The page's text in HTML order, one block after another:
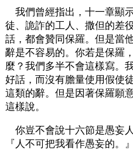
我們曾經指出，十一章顯
徒、詭詐的工人、撒但的差
話，都會贊同保羅。但是當
辭是不容易的。你若是保羅
麼？我們多半不會這樣寫。
好話，而沒有膽量使用假使
這類的辭。但是因著保羅願
這樣說。
你豈不會說十六節是愚妄
『人不可把我看作愚妄的。